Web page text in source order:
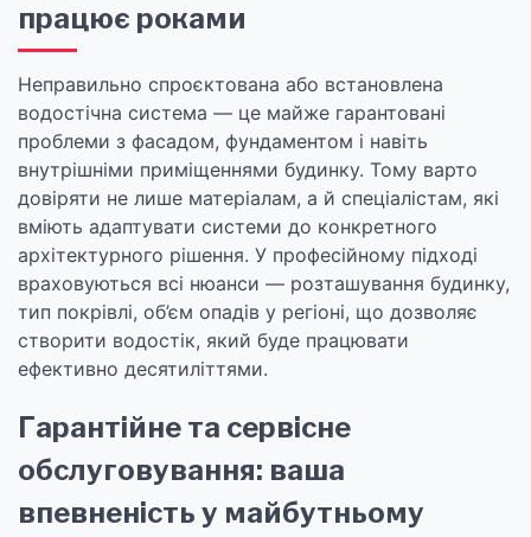
працює роками
Неправильно спроєктована або встановлена
водостічна система — це майже гарантовані
проблеми з фасадом, фундаментом і навіть
внутрішніми приміщеннями будинку. Тому варто
довіряти не лише матеріалам, а й спеціалістам, які
вміють адаптувати системи до конкретного
архітектурного рішення. У професійному підході
враховуються всі нюанси — розташування будинку,
тип покрівлі, об’єм опадів у регіоні, що дозволяє
створити водостік, який буде працювати
ефективно десятиліттями.
Гарантійне та сервісне
обслуговування: ваша
впевненість у майбутньому